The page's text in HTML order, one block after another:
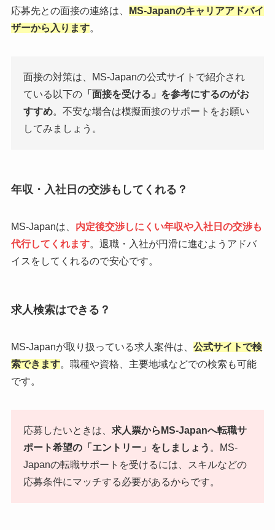
応募先との面接の連絡は、
MS-Japanのキャリアアドバイ
ザーから入ります。
面接の対策は、MS-Japanの公式サイトで紹介され
ている以下の「面接を受ける」を参考にするのがお
すすめ。不安な場合は模擬面接のサポートをお願い
してみましょう。
年収・入社日の交渉もしてくれる？
MS-Japanは、 内定後交渉しにくい年収や入社日の交渉も
代行してくれます。退職・入社が円滑に進むようアドバ
イスをしてくれるので安心です。
求人検索はできる？
MS-Japanが取り扱っている求人案件は、 公式サイトで検
索できます。職種や資格、主要地域などでの検索も可能
です。
応募したいときは、 求人票からMS-Japanへ転職サ
ポート希望の「エントリー」をしましょう 。MS-
Japanの転職サポートを受けるには、スキルなどの
応募条件にマッチする必要があるからです。